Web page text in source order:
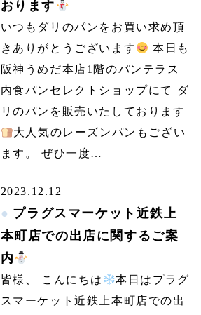
おります
いつもダリのパンをお買い求め頂
きありがとうございます
本日も
阪神うめだ本店1階のパンテラス
内食パンセレクトショップにて ダ
リのパンを販売いたしております
大人気のレーズンパンもござい
ます。 ぜひ一度…
2023.12.12
プラグスマーケット近鉄上
本町店での出店に関するご案
内
皆様、 こんにちは
本日はプラグ
スマーケット近鉄上本町店での出